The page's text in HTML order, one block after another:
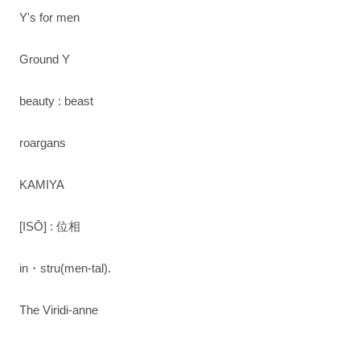
Y's for men
Ground Y
beauty : beast
roargans
KAMIYA
[ISŌ] : 位相
in・stru(men-tal).
The Viridi-anne